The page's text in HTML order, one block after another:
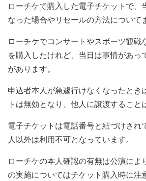
ローチケで購入した電子チケットで、
なった場合やリセールの方法について
ローチケでコンサートやスポーツ観戦
を購入したけれど、当日は事情があっ
があります。
申込者本人が急遽行けなくなったとき
トは無効となり、他人に譲渡すること
電子チケットは電話番号と紐づけされ
人以外は利用不可となっています。
ローチケの本人確認の有無は公演によ
の実施についてはチケット購入時に注